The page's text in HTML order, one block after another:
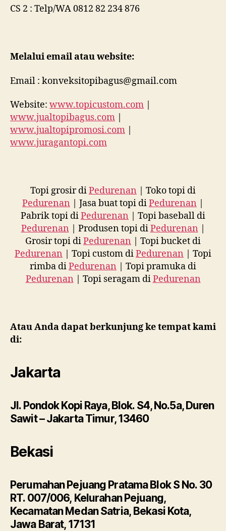
CS 2 : Telp/WA 0812 82 234 876
Melalui email atau website:
Email : konveksitopibagus@gmail.com
Website: www.topicustom.com
www.jualtopibagus.com
www.jualtopipromosi.com
www.juragantopi.com
Topi grosir diPedurenan | Toko topi di
Pedurenan | Jasa buat topi diPedurenan
Pabrik topi diPedurenan | Topi baseball di
Pedurenan | Produsen topi diPedurenan
Grosir topi diPedurenan | Topi bucket di
Pedurenan | Topi custom diPedurenan | Topi
rimba diPedurenan | Topi pramuka di
Pedurenan | Topi seragam diPedurenan
Atau Anda dapat berkunjung ke tempat kami
di:
Jakarta
Jl. Pondok Kopi Raya, Blok. S4, No.5a, Duren
Sawit – Jakarta Timur, 13460
Bekasi
Perumahan Pejuang Pratama Blok S No. 30
RT. 007/006, Kelurahan Pejuang,
Kecamatan Medan Satria, Bekasi Kota,
Jawa Barat, 17131